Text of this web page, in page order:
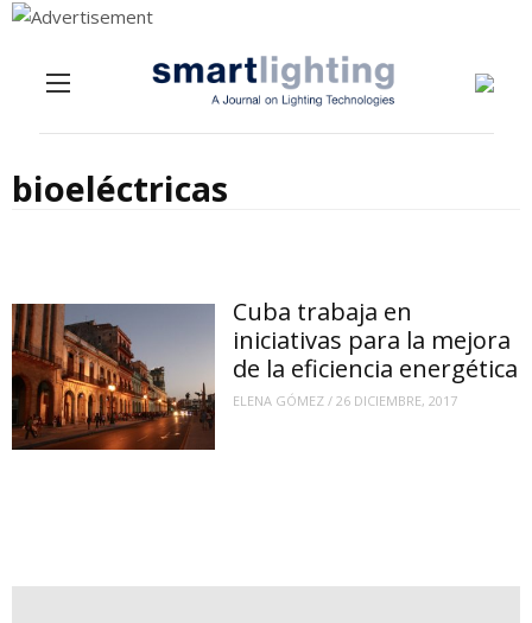
bioeléctricas
Cuba trabaja en
iniciativas para la mejora
de la eficiencia energética
ELENA GÓMEZ /26 DICIEMBRE, 2017